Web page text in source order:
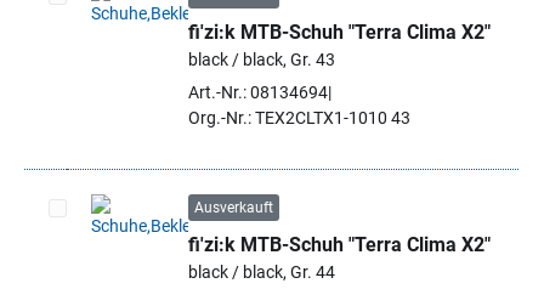
Artikel auswählen
fi'zi:k MTB-Schuh "Terra Clima X2"
black / black, Gr. 43
Art.-Nr.: 08134694
Org.-Nr.: TEX2CLTX1-1010 43
Artikel auswählen
Ausverkauft
fi'zi:k MTB-Schuh "Terra Clima X2"
black / black, Gr. 44